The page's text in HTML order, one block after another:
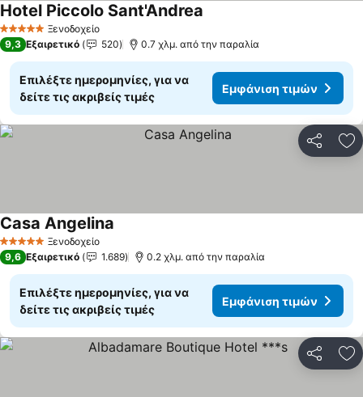
5 Αστέρια Ξενοδοχείο
Hotel Piccolo Sant'Andrea
9,3 Εξαιρετικό 520 0.7 χλμ. από την παραλία
Επιλέξτε ημερομηνίες, για να
δείτε τις ακριβείς τιμές
Εμφάνιση τιμών
5 Αστέρια Ξενοδοχείο
Casa Angelina
9,6 Εξαιρετικό 1.689 0.2 χλμ. από την παραλία
Επιλέξτε ημερομηνίες, για να
δείτε τις ακριβείς τιμές
Εμφάνιση τιμών